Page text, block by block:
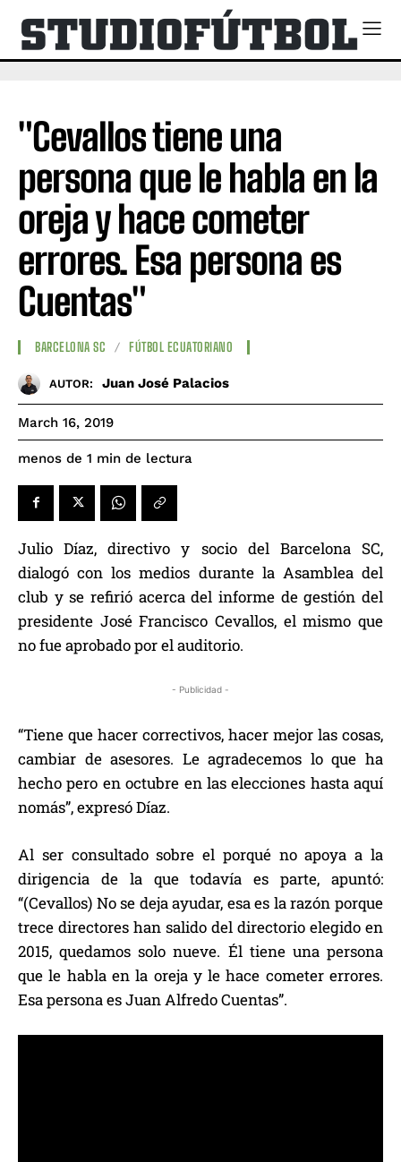
"Cevallos tiene una
persona que le habla en la
oreja y hace cometer
errores. Esa persona es
Cuentas"
BARCELONA SC FÚTBOL ECUATORIANO
AUTOR: Juan José Palacios
March 16, 2019
menos de 1 min de lectura
Julio Díaz, directivo y socio del Barcelona SC,
dialogó con los medios durante la Asamblea del
club y se refirió acerca del informe de gestión del
presidente José Francisco Cevallos, el mismo que
no fue aprobado por el auditorio.
- Publicidad -
“Tiene que hacer correctivos, hacer mejor las cosas,
cambiar de asesores. Le agradecemos lo que ha
hecho pero en octubre en las elecciones hasta aquí
nomás”, expresó Díaz.
Al ser consultado sobre el porqué no apoya a la
dirigencia de la que todavía es parte, apuntó:
“(Cevallos) No se deja ayudar, esa es la razón porque
trece directores han salido del directorio elegido en
2015, quedamos solo nueve. Él tiene una persona
que le habla en la oreja y le hace cometer errores.
Esa persona es Juan Alfredo Cuentas”.